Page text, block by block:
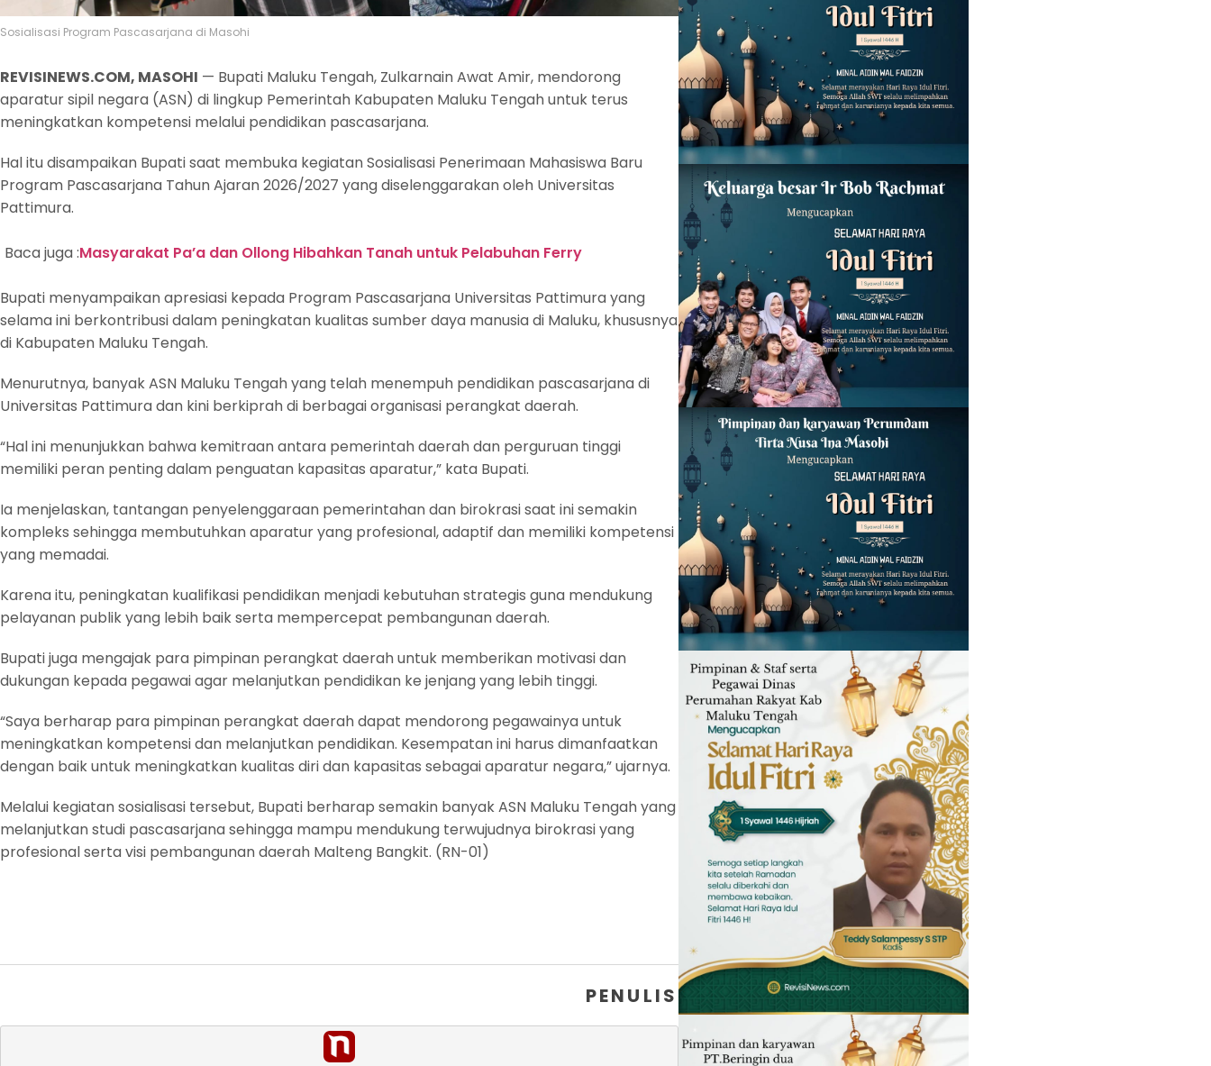
Sosialisasi Program Pascasarjana di Masohi
REVISINEWS.COM, MASOHI — Bupati Maluku Tengah, Zulkarnain Awat Amir, mendorong
aparatur sipil negara (ASN) di lingkup Pemerintah Kabupaten Maluku Tengah untuk terus
meningkatkan kompetensi melalui pendidikan pascasarjana.
Hal itu disampaikan Bupati saat membuka kegiatan Sosialisasi Penerimaan Mahasiswa Baru
Program Pascasarjana Tahun Ajaran 2026/2027 yang diselenggarakan oleh Universitas
Pattimura.
Baca juga :Masyarakat Pa’a dan Ollong Hibahkan Tanah untuk Pelabuhan Ferry
Bupati menyampaikan apresiasi kepada Program Pascasarjana Universitas Pattimura yang
selama ini berkontribusi dalam peningkatan kualitas sumber daya manusia di Maluku, khususnya
di Kabupaten Maluku Tengah.
Menurutnya, banyak ASN Maluku Tengah yang telah menempuh pendidikan pascasarjana di
Universitas Pattimura dan kini berkiprah di berbagai organisasi perangkat daerah.
“Hal ini menunjukkan bahwa kemitraan antara pemerintah daerah dan perguruan tinggi
memiliki peran penting dalam penguatan kapasitas aparatur,” kata Bupati.
Ia menjelaskan, tantangan penyelenggaraan pemerintahan dan birokrasi saat ini semakin
kompleks sehingga membutuhkan aparatur yang profesional, adaptif dan memiliki kompetensi
yang memadai.
Karena itu, peningkatan kualifikasi pendidikan menjadi kebutuhan strategis guna mendukung
pelayanan publik yang lebih baik serta mempercepat pembangunan daerah.
Bupati juga mengajak para pimpinan perangkat daerah untuk memberikan motivasi dan
dukungan kepada pegawai agar melanjutkan pendidikan ke jenjang yang lebih tinggi.
“Saya berharap para pimpinan perangkat daerah dapat mendorong pegawainya untuk
meningkatkan kompetensi dan melanjutkan pendidikan. Kesempatan ini harus dimanfaatkan
dengan baik untuk meningkatkan kualitas diri dan kapasitas sebagai aparatur negara,” ujarnya.
Melalui kegiatan sosialisasi tersebut, Bupati berharap semakin banyak ASN Maluku Tengah yang
melanjutkan studi pascasarjana sehingga mampu mendukung terwujudnya birokrasi yang
profesional serta visi pembangunan daerah Malteng Bangkit. (RN-01)
PENULIS